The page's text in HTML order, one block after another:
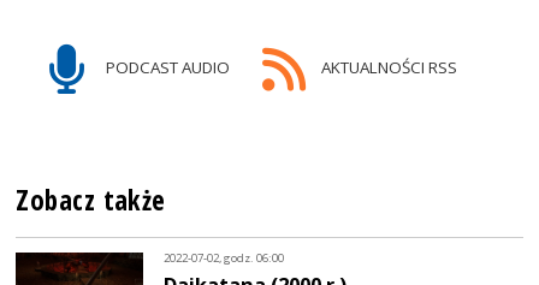
PODCAST AUDIO AKTUALNOŚCI RSS
Zobacz także
2022-07-02, godz. 06:00